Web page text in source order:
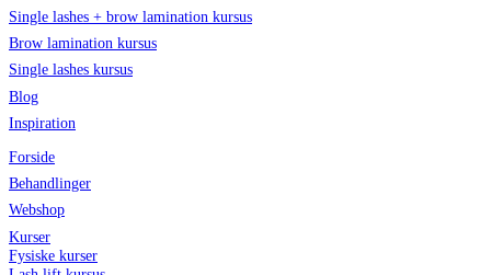
Single lashes + brow lamination kursus
Brow lamination kursus
Single lashes kursus
Blog
Inspiration
Forside
Behandlinger
Webshop
Kurser
Fysiske kurser